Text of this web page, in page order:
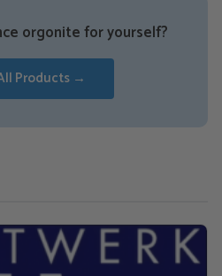
orgonite for yourself?
Products →